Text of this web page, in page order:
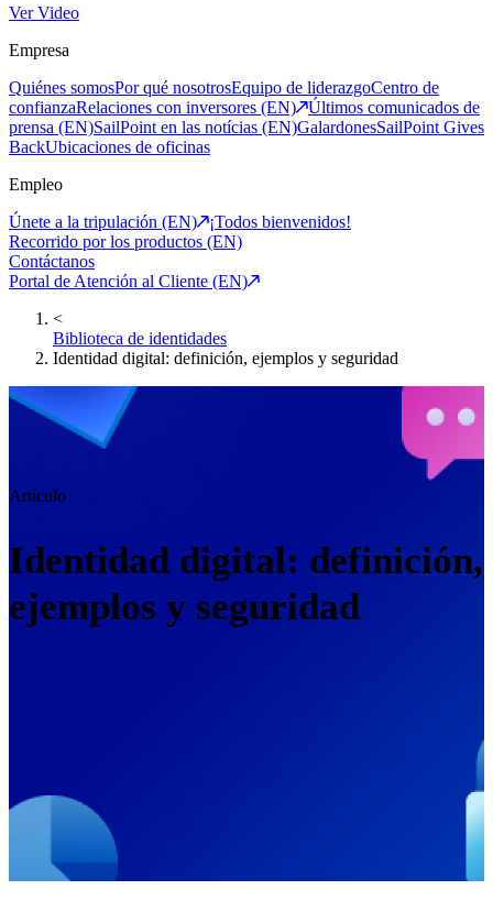
Ver Video
Empresa
Quiénes somosPor qué nosotrosEquipo de liderazgoCentro de
confianzaRelaciones con inversores (EN)
Últimos comunicados de
prensa (EN)SailPoint en las notícias (EN)GalardonesSailPoint Gives
BackUbicaciones de oficinas
Empleo
Únete a la tripulación (EN)
¡Todos bienvenidos!
Recorrido por los productos (EN)
Contáctanos
Portal de Atención al Cliente (EN)
<
Biblioteca de identidades
Identidad digital: definición, ejemplos y seguridad
Artículo
Identidad digital: definición,
ejemplos y seguridad